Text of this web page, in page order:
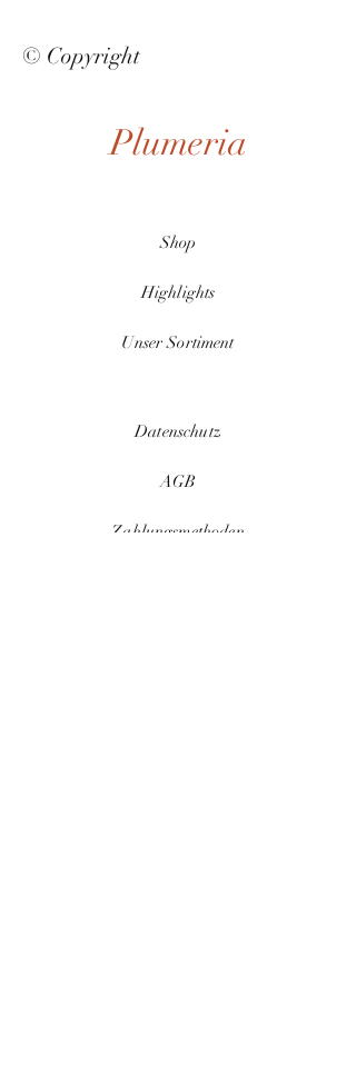
© Copyright
Plumeria
Shop
Highlights
Unser Sortiment
Datenschutz
AGB
Zahlungsmethoden